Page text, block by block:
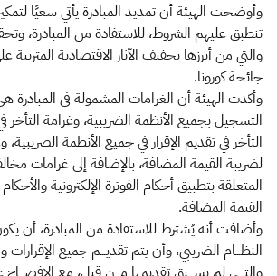
وأوضحت الهيئة أن تمديد المبادرة يأتي سعيًا
تنطبق عليهم الشروط، للاستفادة من المبادرة،
والتي من أبرزها تخفيف الآثار الاقتصادية
جائحة كورونا.
وأكدت الهيئة أن الغرامات المشمولة في المبادرة
التسجيل بجميع الأنظمة الضريبية، وغرامة التأخر
التأخر في تقديم الإقرار في جميع الأنظمة
لضريبة القيمة المضافة، بالإضافة إلى غرامات
المتعلقة بتطبيق أحكام الفوترة الإلكترونية
القيمة المضافة.
وأضافت أنه يُشترط للاستفادة من المبادرة، أن
النظـــام الضريبي، وأن يتم تقديـــم جميع الإقرارات